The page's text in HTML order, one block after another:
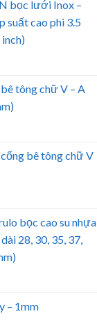
bọc lưới Inox –
suất cao phi 3.5
inch)
tông chữ V – A
bê tông chữ V
bọc cao su nhựa
28, 30, 35, 37,
– 1mm